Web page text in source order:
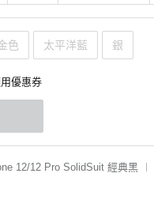
色 太平洋藍 銀
優惠券
12/12 Pro SolidSuit 經典黑 ︱